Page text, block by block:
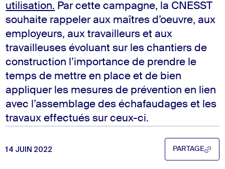
utilisation. Par cette campagne, la CNESST
souhaite rappeler aux maîtres d’oeuvre, aux
employeurs, aux travailleurs et aux
travailleuses évoluant sur les chantiers de
construction l’importance de prendre le
temps de mettre en place et de bien
appliquer les mesures de prévention en lien
avec l’assemblage des échafaudages et les
travaux effectués sur ceux-ci.
14 JUIN 2022 PARTAGE